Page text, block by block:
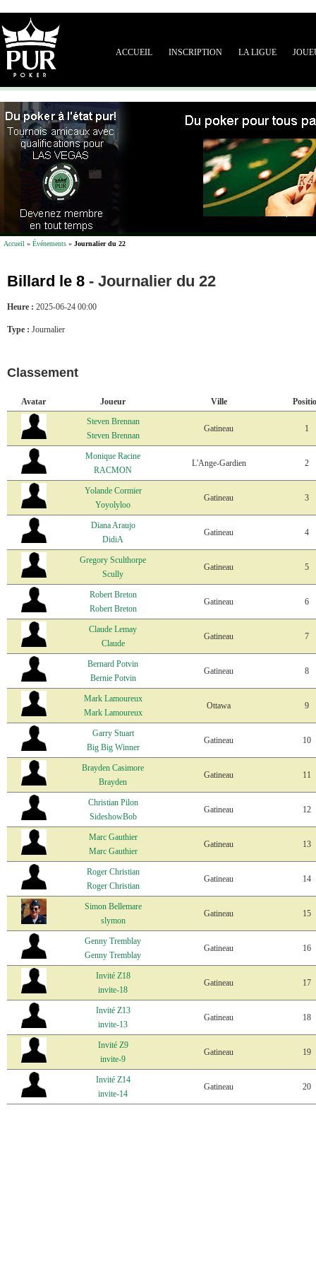
ACCUEIL INSCRIPTION LA LIGUE
Accueil » Événements » Journalier du 22
Billard le 8 - Journalier du 22
Heure : 2025-06-24 00:00
Type : Journalier
Classement
Avatar Joueur Ville
Steven Brennan
Steven Brennan
Gatineau 1
Monique Racine
RACMON
L'Ange-Gardien 2
Yolande Cormier
Yoyolyloo
Gatineau 3
Diana Araujo
DidiA
Gatineau 4
Gregory Sculthorpe
Scully
Gatineau 5
Robert Breton
Robert Breton
Gatineau 6
Claude Lemay
Claude
Gatineau 7
Bernard Potvin
Bernie Potvin
Gatineau 8
Mark Lamoureux
Mark Lamoureux
Ottawa 9
Garry Stuart
Big Big Winner
Gatineau 10
Brayden Casimore
Brayden
Gatineau 11
Christian Pilon
SideshowBob
Gatineau 12
Marc Gauthier
Marc Gauthier
Gatineau 13
Roger Christian
Roger Christian
Gatineau 14
Simon Bellemare
slymon
Gatineau 15
Genny Tremblay
Genny Tremblay
Gatineau 16
Invité Z18
invite-18
Gatineau 17
Invité Z13
invite-13
Gatineau 18
Invité Z9
invite-9
Gatineau 19
Invité Z14
invite-14
Gatineau 20